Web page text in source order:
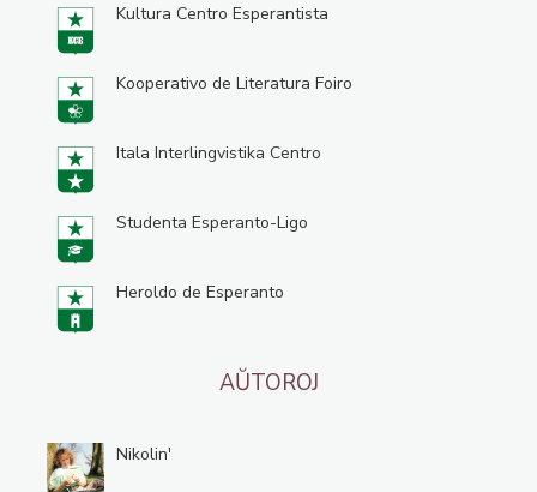
Kultura Centro Esperantista
Kooperativo de Literatura Foiro
Itala Interlingvistika Centro
Studenta Esperanto-Ligo
Heroldo de Esperanto
AŬTOROJ
Nikolin'